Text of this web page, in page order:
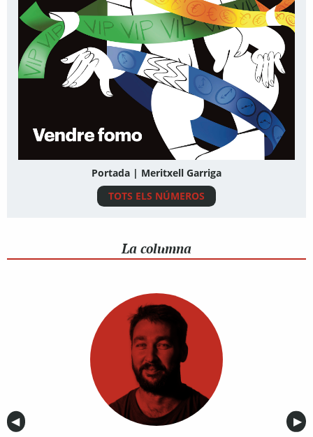
Portada | Meritxell Garriga
TOTS ELS NÚMEROS
La columna
Anterior
◀︎ ▶︎